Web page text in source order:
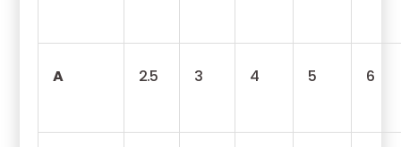
A 2.5 3 4 5 6